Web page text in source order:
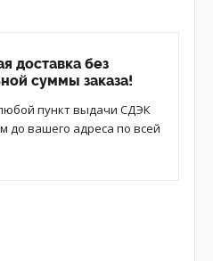
доставка без
суммы заказа!
пункт выдачи СДЭК
до вашего адреса по всей